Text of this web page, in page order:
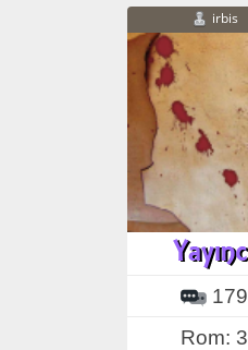
irbis
179
Rom: 3